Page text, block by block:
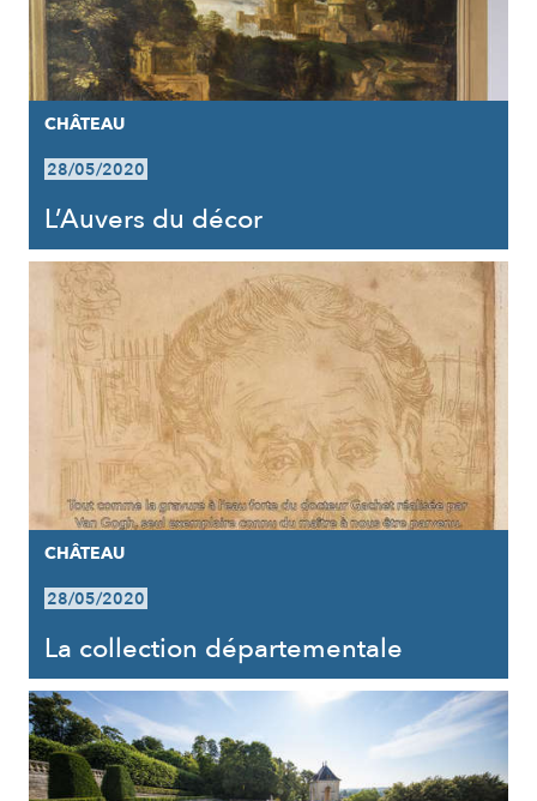
CHÂTEAU
28/05/2020
L’Auvers du décor
CHÂTEAU
28/05/2020
La collection départementale